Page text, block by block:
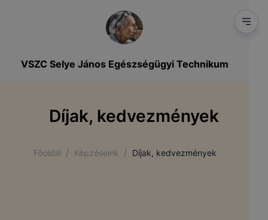
VSZC Selye János Egészségügyi Technikum
Díjak, kedvezmények
Főoldal / Képzéseink / Díjak, kedvezmények